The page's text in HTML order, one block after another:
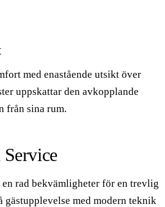
med enastående utsikt över
uppskattar den avkopplande
från sina rum.
rad bekvämligheter för en trevlig
gästupplevelse med modern teknik